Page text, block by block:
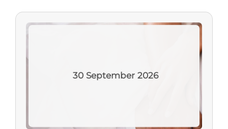
30 September 2026